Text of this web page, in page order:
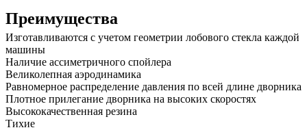
Преимущества
Изготавливаются с учетом геометрии лобового стекла каждой
машины
Наличие ассиметричного спойлера
Великолепная аэродинамика
Равномерное распределение давления по всей длине дворника
Плотное прилегание дворника на высоких скоростях
Высококачественная резина
Тихие